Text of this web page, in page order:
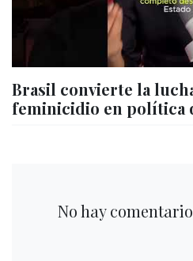
Brasil convierte la
feminicidio en política
No hay